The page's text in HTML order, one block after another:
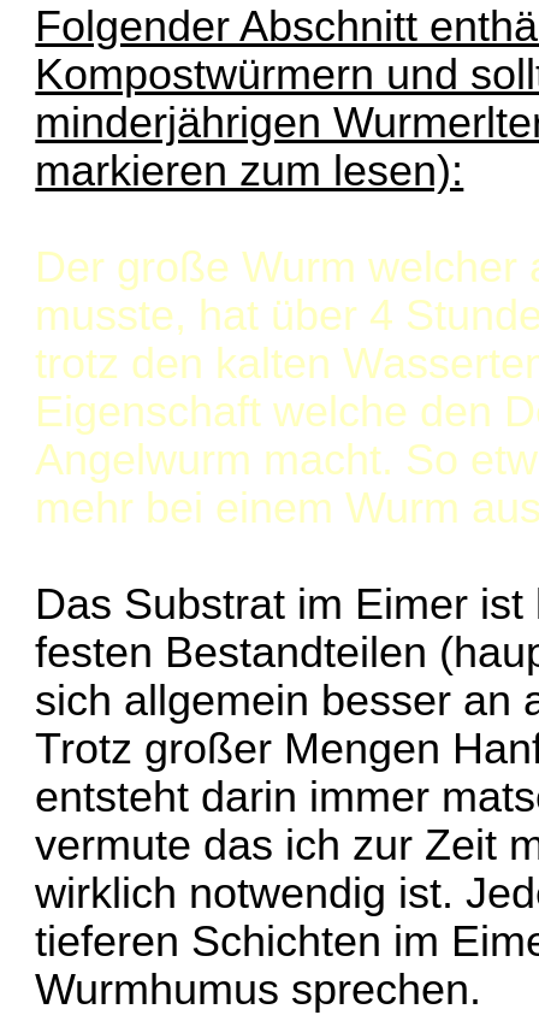
Folgender Abschnitt
Kompostwürmern und
minderjährigen
markieren zum lesen):
Der große Wurm welcher
musste, hat über 4
trotz den kalten
Eigenschaft welche den
Angelwurm macht. So
mehr bei einem Wurm
Das Substrat im Eimer
festen Bestandteilen
sich allgemein besser an
Trotz großer Mengen
entsteht darin immer
vermute das ich zur Zeit
wirklich notwendig ist.
tieferen Schichten im
Wurmhumus sprechen.